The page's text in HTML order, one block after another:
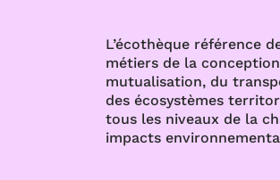
L’écothèque référence
métiers de la
mutualisation, du
des écosystèmes
tous les niveaux de la
impacts